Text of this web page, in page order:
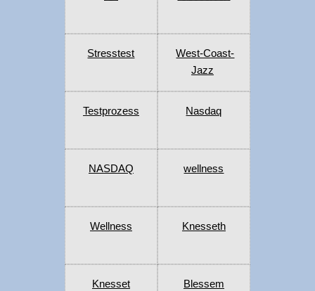
Stresstest
West-Coast-
Jazz
Testprozess Nasdaq
NASDAQ wellness
Wellness Knesseth
Knesset Blessem